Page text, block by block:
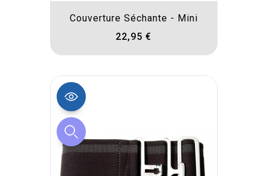
Couverture Séchante - Mini
22,95 €